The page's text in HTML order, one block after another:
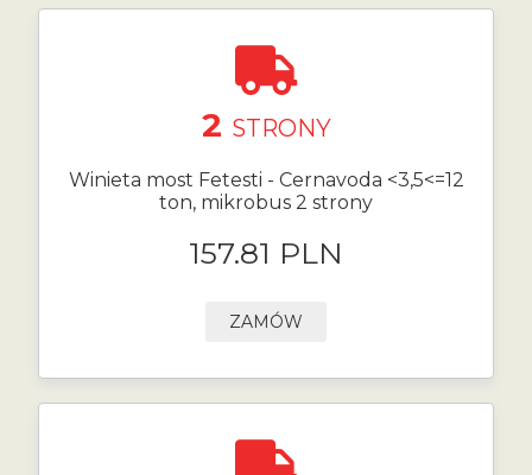
2 STRONY
Winieta most Fetesti - Cernavoda <3,5<=12
ton, mikrobus 2 strony
157.81 PLN
ZAMÓW